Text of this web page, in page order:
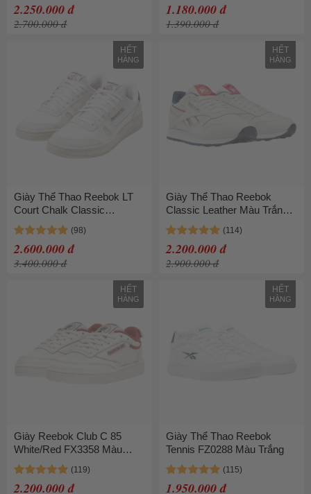
2.250.000 đ
2.700.000 đ
1.180.000 đ
1.390.000 đ
HẾT
HÀNG
Giày Thể Thao Reebok LT
Court Chalk Classic
Burgundy FZ6006 Màu
Trắng - Đỏ Size 36
2.600.000 đ
3.400.000 đ
HẾT
HÀNG
Giày Thể Thao Reebok
Classic Leather Màu Trắng
Sữa
2.200.000 đ
2.900.000 đ
HẾT
HÀNG
Giày Reebok Club C 85
White/Red FX3358 Màu
Trắng Đỏ
2.200.000 đ
HẾT
HÀNG
Giày Thể Thao Reebok
Tennis FZ0288 Màu Trắng
1.950.000 đ